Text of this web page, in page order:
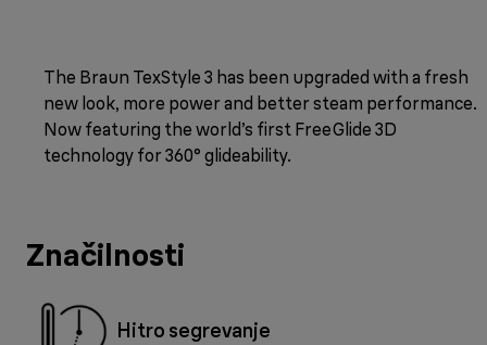
The Braun TexStyle 3 has been upgraded with a fresh
new look, more power and better steam performance.
Now featuring the world’s first FreeGlide 3D
technology for 360° glideability.
Značilnosti
Hitro segrevanje